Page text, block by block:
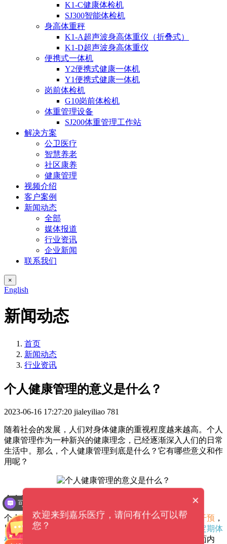
K1-C健康体检机
SJ300智能体检机
身高体重秤
K1-A超声波身高体重仪（折叠式）
K1-D超声波身高体重仪
便携式一体机
Y2便携式健康一体机
Y1便携式健康一体机
岗前体检机
G10岗前体检机
体重管理设备
SJ200体重管理工作站
解决方案
公卫医疗
智慧养老
社区康养
健康管理
视频介绍
客户案例
新闻动态
全部
媒体报道
行业资讯
企业新闻
联系我们
×
English
新闻动态
首页
新闻动态
行业资讯
个人健康管理的意义是什么？
2023-06-16 17:27:20 jialeyiliao 781
随着社会的发展，人们对身体健康的重视程度越来越高。个人
健康管理作为一种新兴的健康理念，已经逐渐深入人们的日常
生活中。那么，个人健康管理到底是什么？它有哪些意义和作
用呢？
个人健康管理是什么？
个人健康管理指的是个人自主进行健康监测和健康行为干预 ，
旨在提高身体健康水平和生活质量。具体来讲，它包括
定期体
检、健康评估、锻炼身体、合理饮食、戒烟限酒
等多方面内
×
欢迎来到嘉乐医疗，请问有什么可以帮
您？